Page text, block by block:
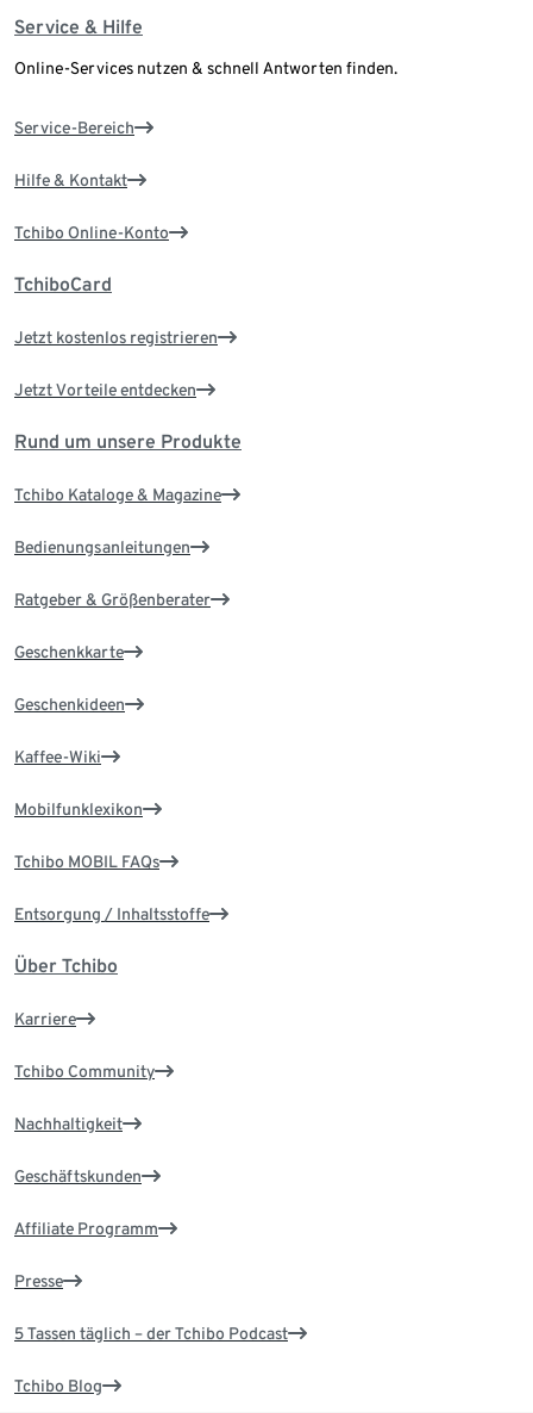
Service & Hilfe
Online-Services nutzen & schnell Antworten finden.
Service-Bereich
Hilfe & Kontakt
Tchibo Online-Konto
TchiboCard
Jetzt kostenlos registrieren
Jetzt Vorteile entdecken
Rund um unsere Produkte
Tchibo Kataloge & Magazine
Bedienungsanleitungen
Ratgeber & Größenberater
Geschenkkarte
Geschenkideen
Kaffee-Wiki
Mobilfunklexikon
Tchibo MOBIL FAQs
Entsorgung / Inhaltsstoffe
Über Tchibo
Karriere
Tchibo Community
Nachhaltigkeit
Geschäftskunden
Affiliate Programm
Presse
5 Tassen täglich – der Tchibo Podcast
Tchibo Blog